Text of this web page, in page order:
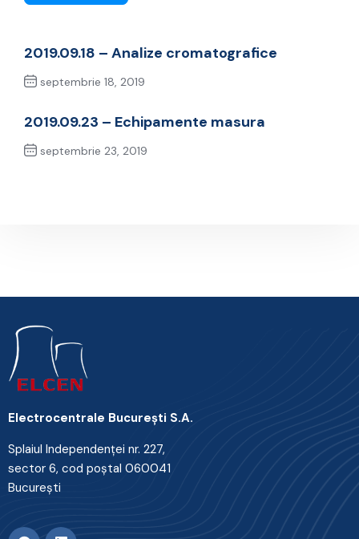
2019.09.18 – Analize cromatografice
septembrie 18, 2019
2019.09.23 – Echipamente masura
septembrie 23, 2019
Electrocentrale Bucureşti S.A.
Splaiul Independenţei nr. 227,
sector 6, cod poştal 060041
Bucureşti